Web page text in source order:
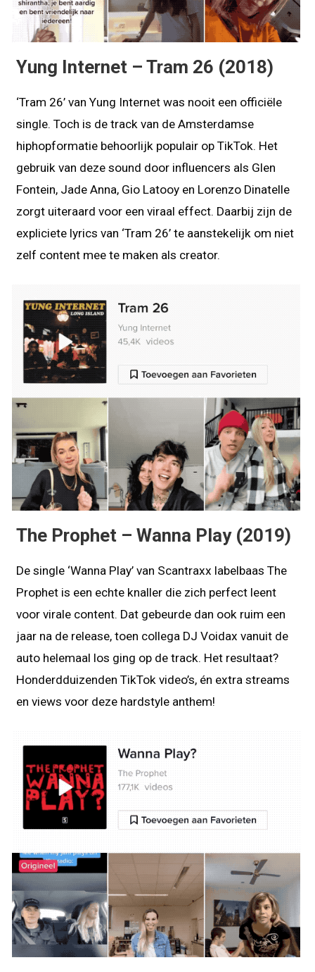
Yung Internet – Tram 26 (2018)
‘Tram 26’ van Yung Internet was nooit een officiële
single. Toch is de track van de Amsterdamse
hiphopformatie behoorlijk populair op TikTok. Het
gebruik van deze sound door influencers als Glen
Fontein, Jade Anna, Gio Latooy en Lorenzo Dinatelle
zorgt uiteraard voor een viraal effect. Daarbij zijn de
expliciete lyrics van ‘Tram 26’ te aanstekelijk om niet
zelf content mee te maken als creator.
The Prophet – Wanna Play (2019)
De single ‘Wanna Play’ van Scantraxx labelbaas The
Prophet is een echte knaller die zich perfect leent
voor virale content. Dat gebeurde dan ook ruim een
jaar na de release, toen collega DJ Voidax vanuit de
auto helemaal los ging op de track. Het resultaat?
Honderdduizenden TikTok video’s, én extra streams
en views voor deze hardstyle anthem!